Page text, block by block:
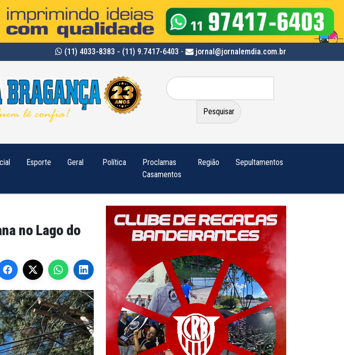
(11) 4033-8383 - (11) 9.7417-6403 - jornal@jornalemdia.com.br
Pesquisar
por:
Esporte Geral Política
Proclamas
Casamentos
Região Sepultamentos
no Lago do